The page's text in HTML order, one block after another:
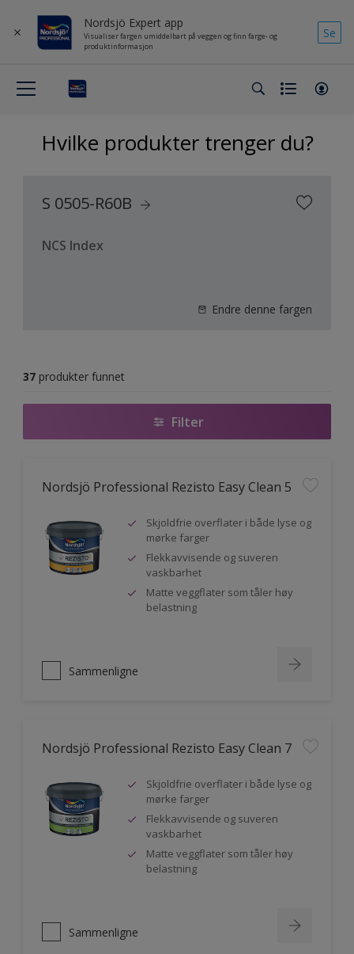
Nordsjö Expert app
Visualiser fargen umiddelbart på veggen og finn farge- og
produktinformasjon
Se
Hvilke produkter trenger du?
S 0505-R60B
NCS Index
Endre denne fargen
37 produkter funnet
Filter
Nordsjö Professional Rezisto Easy Clean 5
Skjoldfrie overflater i både lyse og
mørke farger
Flekkavvisende og suveren
vaskbarhet
Matte veggflater som tåler høy
belastning
Sammenligne
Nordsjö Professional Rezisto Easy Clean 7
Skjoldfrie overflater i både lyse og
mørke farger
Flekkavvisende og suveren
vaskbarhet
Matte veggflater som tåler høy
belastning
Sammenligne